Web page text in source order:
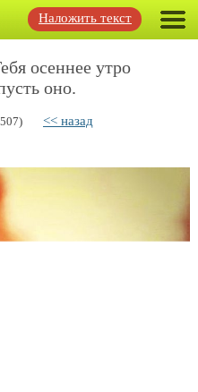
Наложить текст
осеннее утро
оно.
<< назад